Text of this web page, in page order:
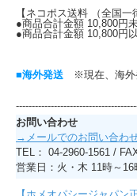
【ネコポス送料 （全国一
●商品合計金額 10,800円
●商品合計金額 10,800円
■海外発送 ※現在、海外
お問い合わせ
→メールでのお問い合わ
TEL： 04-2960-1561 /
営業日：火・木 11時～16